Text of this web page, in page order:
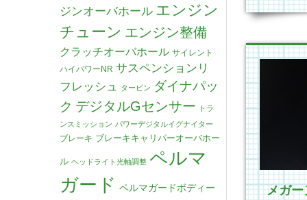
ジンオーバホール エンジン
チューン エンジン整備
クラッチオーバホール サイレント
ハイパワーNR サスペンションリ
フレッシュ
タービン ダイナパッ
ク デジタルGセンサー
トラ
ンスミッション パワーデジタルイグナイター
ブレーキ ブレーキキャリパーオーバホー
ル ヘッドライト光軸調整 ペルマ
ガード ペルマガードボディー